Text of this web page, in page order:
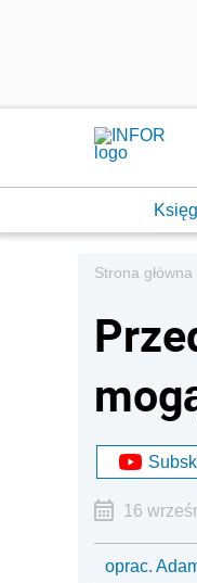
Strona główna
16
oprac.